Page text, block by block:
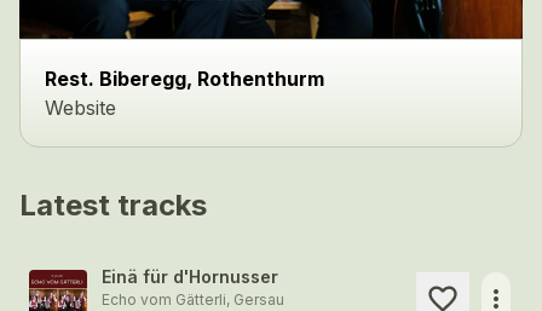
Rest. Biberegg, Rothenthurm
Website
Latest tracks
Einä für d'Hornusser
Echo vom Gätterli, Gersau
more_horiz